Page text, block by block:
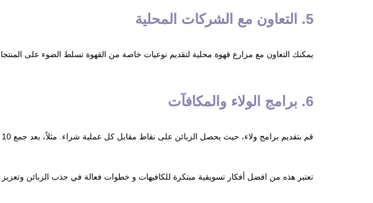
5. التعاون مع الشركات المحلية
يمكنك التعاون مع مزارع قهوة محلية لتقديم نوعيات خاصة من القهوة تسلط الضوء على
6. برامج الولاء والمكافآت
قم بتقديم برامج ولاء، حيث يحصل الزبائن على نقاط مقابل كل عملية شراء. مثلاً، بعد جمع 10 نقاط، يحصل الزبون على مشروب مجاني. هذا سيكون دافعًا لهم للعودة إلى الكافيه.
تعتبر هذه من افضل أفكار تسويقية مبتكرة للكافيهات و خطوات فعالة في جذب الزبائن